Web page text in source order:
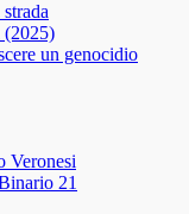
(2025)
un genocidio
Veronesi
21